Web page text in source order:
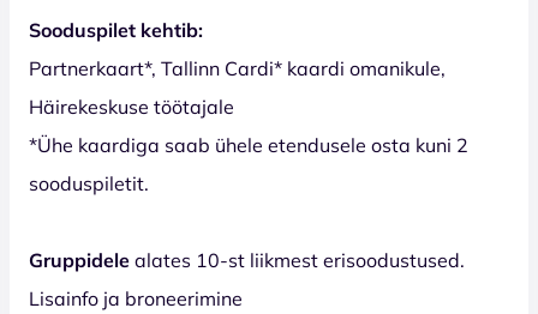
Sooduspilet kehtib:
Partnerkaart*, Tallinn Cardi* kaardi omanikule,
Häirekeskuse töötajale
*Ühe kaardiga saab ühele etendusele osta kuni 2
sooduspiletit.
Gruppidele alates 10-st liikmest erisoodustused.
Lisainfo ja broneerimine